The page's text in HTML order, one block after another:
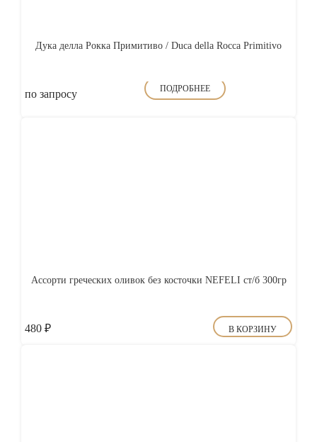
Дука делла Рокка Примитиво / Duca della Rocca Primitivo
по запросу ПОДРОБНЕЕ
Ассорти греческих оливок без косточки NEFELI ст/б 300гр
480 ₽ В КОРЗИНУ